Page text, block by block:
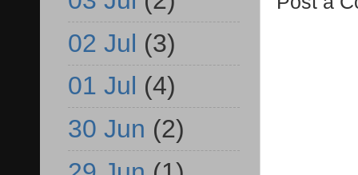
02 Jul (3)
01 Jul (4)
30 Jun (2)